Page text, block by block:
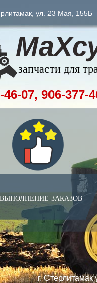
запчасти для
ВЫПОЛНЕНИЕ ЗАКАЗОВ
ул. 23 Мая, 155Б
г.
46-07, 906-377-